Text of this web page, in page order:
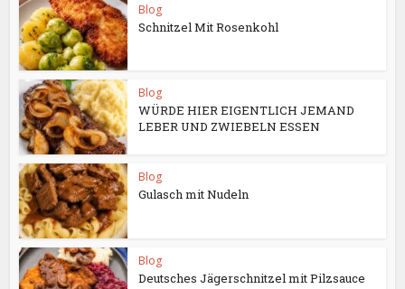
Blog
Schnitzel Mit Rosenkohl
Blog
WÜRDE HIER EIGENTLICH JEMAND
LEBER UND ZWIEBELN ESSEN
Blog
Gulasch mit Nudeln
Blog
Deutsches Jägerschnitzel mit Pilzsauce